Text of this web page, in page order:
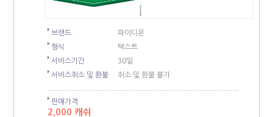
브랜드
파이디온
형식
텍스트
서비스기간
30일
서비스취소 및 환불
취소 및 환불 불가
판매가격
2,000 캐쉬